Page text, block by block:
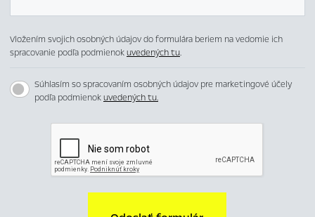
Vložením svojich osobných údajov do formulára beriem na vedomie ich
spracovanie podľa podmienokuvedených tu.
Súhlasím so spracovaním osobných údajov pre marketingové účely
podľa podmienokuvedených tu.